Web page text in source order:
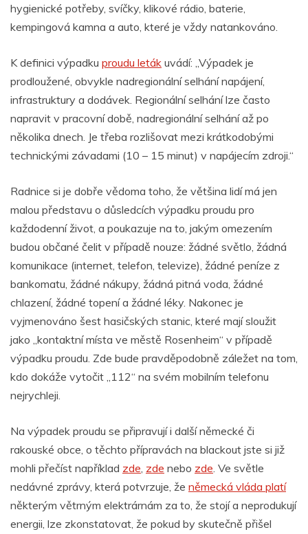
hygienické potřeby, svíčky, klikové rádio, baterie,
kempingová kamna a auto, které je vždy natankováno.
K definici výpadku proudu leták uvádí: „Výpadek je
prodloužené, obvykle nadregionální selhání napájení,
infrastruktury a dodávek. Regionální selhání lze často
napravit v pracovní době, nadregionální selhání až po
několika dnech. Je třeba rozlišovat mezi krátkodobými
technickými závadami (10 – 15 minut) v napájecím zdroji.“
Radnice si je dobře vědoma toho, že většina lidí má jen
malou představu o důsledcích výpadku proudu pro
každodenní život, a poukazuje na to, jakým omezením
budou občané čelit v případě nouze: žádné světlo, žádná
komunikace (internet, telefon, televize), žádné peníze z
bankomatu, žádné nákupy, žádná pitná voda, žádné
chlazení, žádné topení a žádné léky. Nakonec je
vyjmenováno šest hasičských stanic, které mají sloužit
jako „kontaktní místa ve městě Rosenheim“ v případě
výpadku proudu. Zde bude pravděpodobně záležet na tom,
kdo dokáže vytočit „112“ na svém mobilním telefonu
nejrychleji.
Na výpadek proudu se připravují i další německé či
rakouské obce, o těchto přípravách na blackout jste si již
mohli přečíst například zde zde nebo zde . Ve světle
nedávné zprávy, která potvrzuje, že německá vláda platí
některým větrným elektrárnám za to, že stojí a neprodukují
energii, lze zkonstatovat, že pokud by skutečně přišel